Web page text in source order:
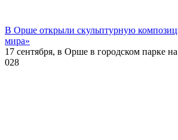
В Орше открыли скульптурную
мира»
17 сентября, в Орше в городском парке
028